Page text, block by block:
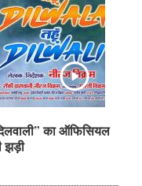
का ऑफिसियल
झड़ी